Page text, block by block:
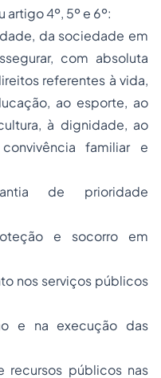
4º, 5º e 6º:
da sociedade em
com absoluta
referentes à vida,
ao esporte, ao
à dignidade, ao
familiar e
de prioridade
e socorro em
nos serviços públicos
e na execução das
recursos públicos nas